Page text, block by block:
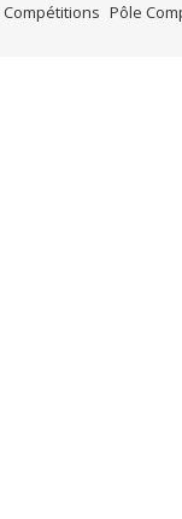
Compétitions Pôle